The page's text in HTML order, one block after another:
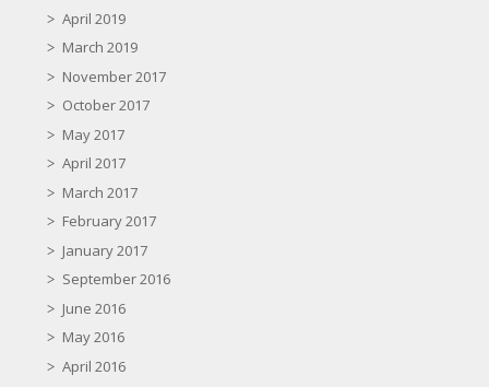
April 2019
March 2019
November 2017
October 2017
May 2017
April 2017
March 2017
February 2017
January 2017
September 2016
June 2016
May 2016
April 2016